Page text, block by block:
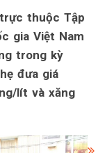
thuộc Tập
gia Việt Nam
trong kỳ
đưa giá
lít và xăng